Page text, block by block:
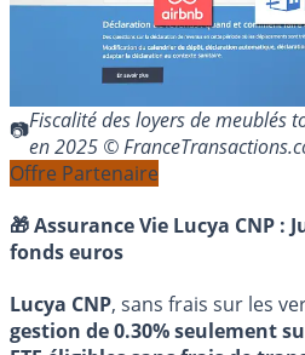
Fiscalité des loyers de meublés
en 2025 ©
Offre Partenaire
🎁 Assurance Vie Lucya CNP :
fonds euros
Lucya CNP, sans frais sur les
gestion de 0.30% seulement